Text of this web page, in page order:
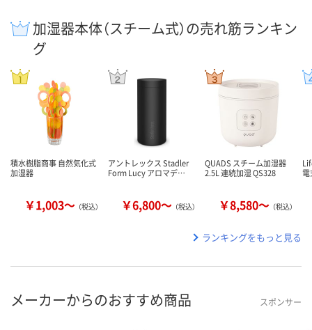
加湿器本体（スチーム式）の売れ筋ランキン
グ
積水樹脂商事 自然気化式
加湿器
￥1,003～ （税込）
アントレックス Stadler
Form Lucy アロマデ…
￥6,800～ （税込）
QUADS スチーム加湿器
2.5L 連続加湿 QS328
￥8,580～ （税込）
ランキングをもっと見る
メーカーからのおすすめ商品 スポンサー